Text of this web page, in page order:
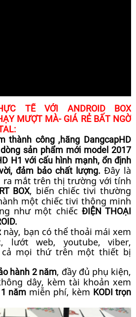
TẾ VỚI ANDROID BOX
MƯỢT MÀ- GIÁ RẺ BẤT NGỜ
thành công ,hãng DangcapHD
sản phẩm mới model 2017
H1 với cấu hình mạnh, ổn định
đảm bảo chất lượng. Đây là
ra mắt trên thị trường với tính
BOX, biến chiếc tivi thường
một chiếc tivi thông minh
như một chiếc ĐIỆN THOẠI
này, bạn có thể thoải mái xem
lướt web, youtube, viber,
cả mọi thứ trên một thiết bị
hành 2 năm, đầy đủ phụ kiện,
dây, kèm tài khoản xem
năm miễn phí, kèm KODI trọn